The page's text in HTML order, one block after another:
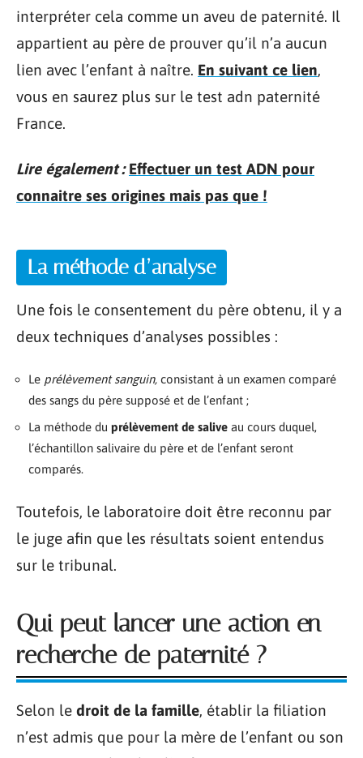
interpréter cela comme un aveu de paternité. Il
appartient au père de prouver qu’il n’a aucun
lien avec l’enfant à naître. En suivant ce lien,
vous en saurez plus sur le test adn paternité
France.
Lire également : Effectuer un test ADN pour
connaitre ses origines mais pas que !
La méthode d’analyse
Une fois le consentement du père obtenu, il y a
deux techniques d’analyses possibles :
Le prélèvement sanguin, consistant à un examen comparé
des sangs du père supposé et de l’enfant ;
La méthode du prélèvement de salive au cours duquel,
l’échantillon salivaire du père et de l’enfant seront
comparés.
Toutefois, le laboratoire doit être reconnu par
le juge afin que les résultats soient entendus
sur le tribunal.
Qui peut lancer une action en
recherche de paternité ?
Selon le droit de la famille, établir la filiation
n’est admis que pour la mère de l’enfant ou son